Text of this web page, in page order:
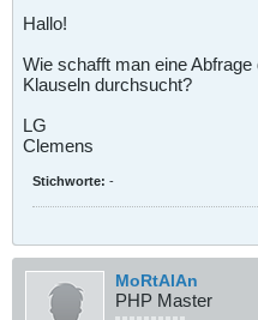
Hallo!
Wie schafft man eine
Klauseln durchsucht?
LG
Clemens
Stichworte: -
MoRtAlAn
PHP Master